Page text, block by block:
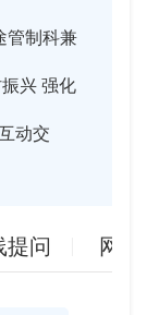
管制科兼
兴 强化
动交
提问 网